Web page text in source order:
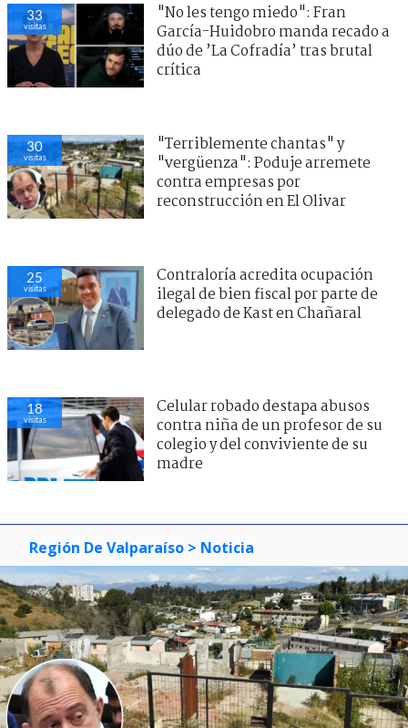
33
visitas
"No les tengo miedo": Fran
García-Huidobro manda recado a
dúo de ’La Cofradía’ tras brutal
crítica
30
visitas
"Terriblemente chantas" y
"vergüenza": Poduje arremete
contra empresas por
reconstrucción en El Olivar
25
visitas
Contraloría acredita ocupación
ilegal de bien fiscal por parte de
delegado de Kast en Chañaral
18
visitas
Celular robado destapa abusos
contra niña de un profesor de su
colegio y del conviviente de su
madre
Región De Valparaíso > Noticia